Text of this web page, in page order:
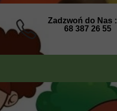
Zadzwoń do Nas :
68 387 26 55